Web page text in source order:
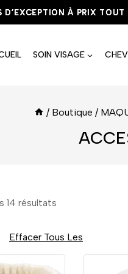
À PRIX TOUT
À PRIX TOUT
À PRIX TOUT
SOIN VISAGE
/ Boutique /
14 résultats
Effacer Tous Les